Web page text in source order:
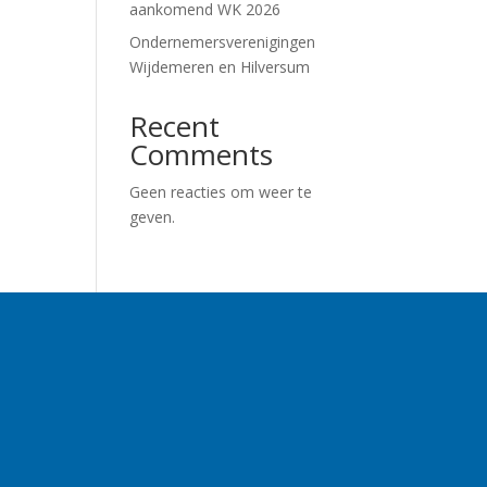
aankomend WK 2026
Ondernemersverenigingen
Wijdemeren en Hilversum
Recent
Comments
Geen reacties om weer te
geven.